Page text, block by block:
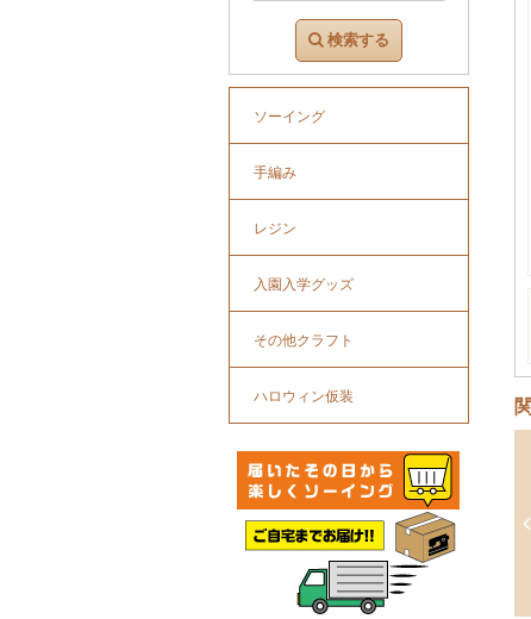
検索する
ソーイング
手編み
レジン
入園入学グッズ
その他クラフト
ハロウィン仮装